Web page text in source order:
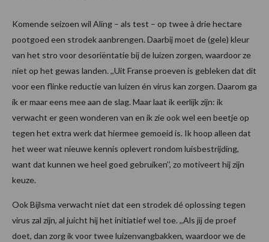
Komende seizoen wil Aling – als test – op twee à drie hectare
pootgoed een strodek aanbrengen. Daarbij moet de (gele) kleur
van het stro voor desoriëntatie bij de luizen zorgen, waardoor ze
niet op het gewas landen. ,,Uit Franse proeven is gebleken dat dit
voor een flinke reductie van luizen én virus kan zorgen. Daarom ga
ik er maar eens mee aan de slag. Maar laat ik eerlijk zijn: ik
verwacht er geen wonderen van en ik zie ook wel een beetje op
tegen het extra werk dat hiermee gemoeid is. Ik hoop alleen dat
het weer wat nieuwe kennis oplevert rondom luisbestrijding,
want dat kunnen we heel goed gebruiken’’, zo motiveert hij zijn
keuze.
Ook Bijlsma verwacht niet dat een strodek dé oplossing tegen
virus zal zijn, al juicht hij het initiatief wel toe. ,,Als jij de proef
doet, dan zorg ik voor twee luizenvangbakken, waardoor we de